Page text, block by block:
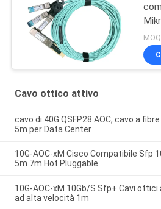
Aoc
Cavo ottico attivo
cavo di 40G QSFP28 AOC, cavo a
5m per Data Center
10G-AOC-xM Cisco Compatibile Sfp
5m 7m Hot Pluggable
10G-AOC-xM 10Gb/S Sfp+ Cavi
ad alta velocità 1m